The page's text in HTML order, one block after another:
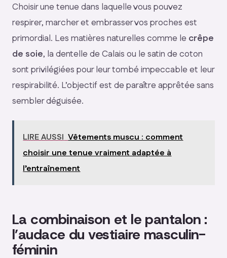
Choisir une tenue dans laquelle vous pouvez
respirer, marcher et embrasser vos proches est
primordial. Les matières naturelles comme le crêpe
de soie, la dentelle de Calais ou le satin de coton
sont privilégiées pour leur tombé impeccable et leur
respirabilité. L’objectif est de paraître apprêtée sans
sembler déguisée.
LIRE AUSSI Vêtements muscu : comment
choisir une tenue vraiment adaptée à
l’entraînement
La combinaison et le pantalon :
l’audace du vestiaire masculin-
féminin